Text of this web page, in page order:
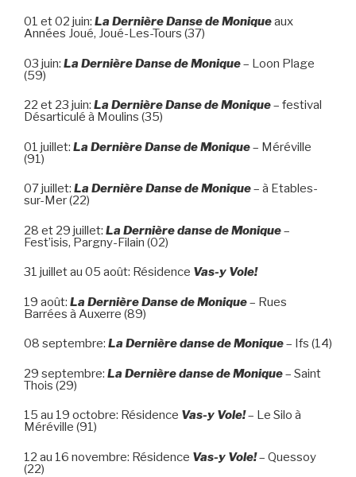
01 et 02 juin: La Dernière Danse de Moniqueaux
Années Joué, Joué-Les-Tours (37)
03 juin: La Dernière Danse de Monique– Loon Plage
(59)
22 et 23 juin: La Dernière Danse de Monique– festival
Désarticulé à Moulins (35)
01 juillet: La Dernière Danse de Monique– Méréville
(91)
07 juillet: La Dernière Danse de Monique– à Etables-
sur-Mer (22)
28 et 29 juillet: La Dernière danse de Monique–
Fest’isis, Pargny-Filain (02)
31 juillet au 05 août: Résidence Vas-y Vole!
19 août: La Dernière Danse de Monique– Rues
Barrées à Auxerre (89)
08 septembre: La Dernière danse de Monique– Ifs (14)
29 septembre: La Dernière danse de Monique– Saint
Thois (29)
15 au 19 octobre: Résidence Vas-y Vole!– Le Silo à
Méréville (91)
12 au 16 novembre: Résidence Vas-y Vole!– Quessoy
(22)